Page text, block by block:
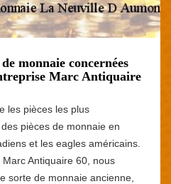
monnaie concernées
Marc Antiquaire
les pièces les plus
pièces de monnaie en
et les eagles américains.
Antiquaire 60, nous
sorte de monnaie ancienne,